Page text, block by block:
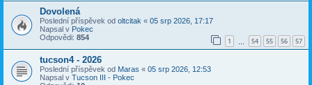
Dovolená
Poslední příspěvek od oltcitak « 05 srp 2026, 17:17
Napsal v Pokec
Odpovědi: 854 1 54 55 56 57
tucson4 - 2026
Poslední příspěvek od Maras « 05 srp 2026, 12:53
Napsal v Tucson III - Pokec